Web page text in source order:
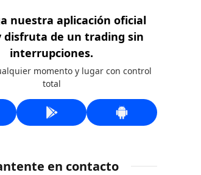
nuestra aplicación oficial
disfruta de un trading sin
interrupciones.
momento y lugar con control
total
en contacto